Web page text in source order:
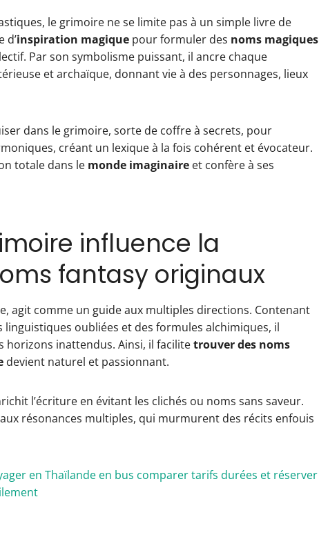
le grimoire ne se limite pas à un simple livre de
d’inspiration magique pour formuler des noms magiques
Par son symbolisme puissant, il ancre chaque
et archaïque, donnant vie à des personnages, lieux
dans le grimoire, sorte de coffre à secrets, pour
créant un lexique à la fois cohérent et évocateur.
totale dans le monde imaginaire et confère à ses
influence la
fantasy originaux
agit comme un guide aux multiples directions. Contenant
linguistiques oubliées et des formules alchimiques, il
horizons inattendus. Ainsi, il facilitetrouver des noms
devient naturel et passionnant.
l’écriture en évitant les clichés ou noms sans saveur.
résonances multiples, qui murmurent des récits enfouis
en Thaïlande en bus comparer tarifs durées et réserver